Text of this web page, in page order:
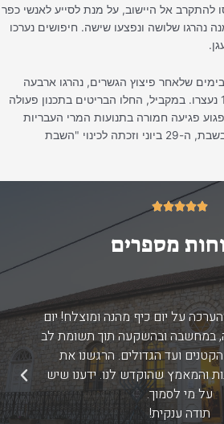
להתקרב אל היישוב, על מנת לסייע לאנשי כפר
נהרגו שלושה ונפצעו שישה. חיפושים נערכו
שלאחר פיצוץ הגשרים, נהרגו ארבעה
יהודים, נפצעו 18 ומעל ל-100 נעצרו. במקביל, החלו הבריטים בתכנון פעולה
פגיעה חמורה בתנועות המרי העבריות
ובמנהיגיהן. פעולה זו בוצעה בשבת, ה-29 ביוני וזכתה לכינוי "השבת





5/5
מספרים
על יום כיף מהנה ומוצלח! יום
במחשבה ובהשקעה תוך תשומת לב
ועד הגדולים. הרגשנו את
והמאמץ שהוקדש לנו. ידענו שיש
על מי לסמוך.
תודה ענקית!
הבא